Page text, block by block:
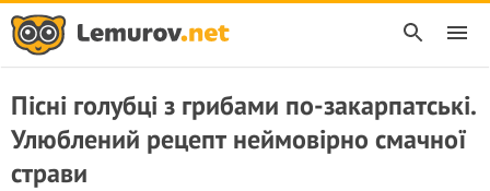
Пісні голубці з грибами по-закарпатські.
Улюблений рецепт неймовірно смачної
страви